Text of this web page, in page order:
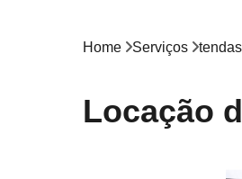
Home Serviços
Locação